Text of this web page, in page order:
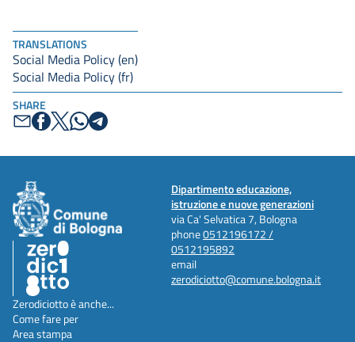
TRANSLATIONS
Social Media Policy (en)
Social Media Policy (fr)
SHARE
Dipartimento educazione,
istruzione e nuove generazioni
via Ca' Selvatica 7, Bologna
phone0512196172 /
0512195892
email
zerodiciotto@comune.bologna.it
Zerodiciotto è anche...
Come fare per
Area stampa